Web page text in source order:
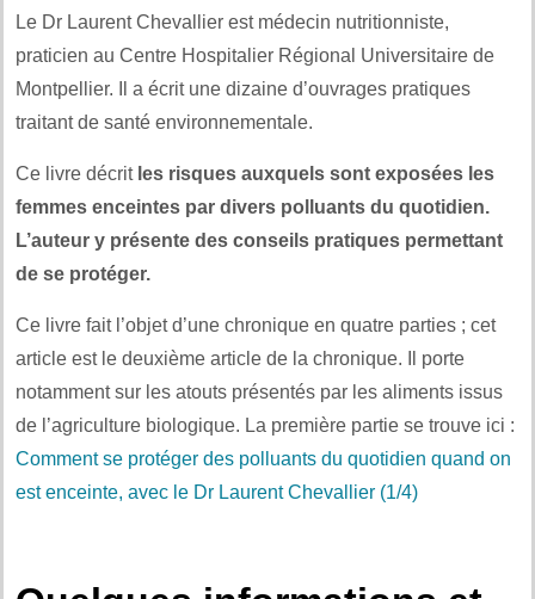
Le Dr Laurent Chevallier est médecin nutritionniste,
praticien au Centre Hospitalier Régional Universitaire de
Montpellier. Il a écrit une dizaine d’ouvrages pratiques
traitant de santé environnementale.
Ce livre décrit les risques auxquels sont exposées les
femmes enceintes par divers polluants du quotidien.
L’auteur y présente des conseils pratiques permettant
de se protéger.
Ce livre fait l’objet d’une chronique en quatre parties ; cet
article est le deuxième article de la chronique. Il porte
notamment sur les atouts présentés par les aliments issus
de l’agriculture biologique. La première partie se trouve ici :
Comment se protéger des polluants du quotidien quand on
est enceinte, avec le Dr Laurent Chevallier (1/4)